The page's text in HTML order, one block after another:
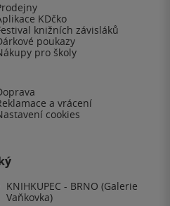
KDčko
knižních závisláků
poukazy
pro školy
a vrácení
cookies
KNIHKUPEC - BRNO (Galerie
Vaňkovka)